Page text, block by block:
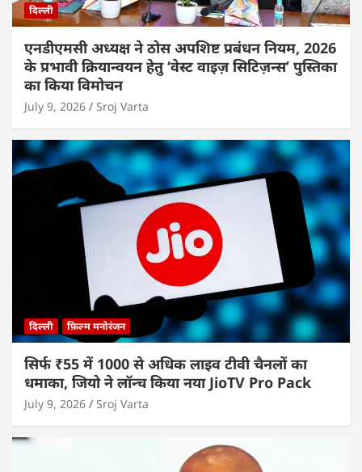
दिल्ली
एनडीएमसी अध्यक्ष ने ठोस अपशिष्ट प्रबंधन नियम, 2026
के प्रभावी क्रियान्वयन हेतु ‘वेस्ट वाइज़ सिटिज़न्स’ पुस्तिका
का किया विमोचन
July 9, 2026 Sroj Varta
दिल्ली फ़िल्म मनोरंजन
सिर्फ ₹55 में 1000 से अधिक लाइव टीवी चैनलों का
धमाका, जियो ने लॉन्च किया नया JioTV Pro Pack
July 9, 2026 Sroj Varta